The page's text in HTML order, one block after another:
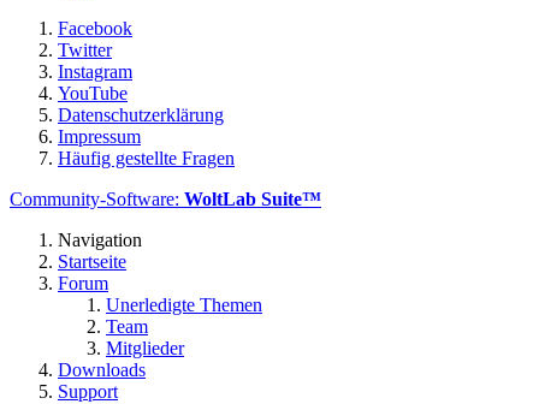
Facebook
Twitter
Instagram
YouTube
Datenschutzerklärung
Impressum
Häufig gestellte Fragen
Community-Software: WoltLab Suite™
Navigation
Startseite
Forum
Unerledigte Themen
Team
Mitglieder
Downloads
Support